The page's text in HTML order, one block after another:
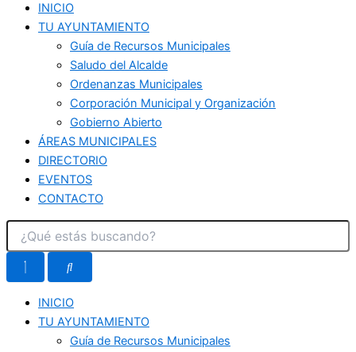
INICIO
TU AYUNTAMIENTO
Guía de Recursos Municipales
Saludo del Alcalde
Ordenanzas Municipales
Corporación Municipal y Organización
Gobierno Abierto
ÁREAS MUNICIPALES
DIRECTORIO
EVENTOS
CONTACTO
INICIO
TU AYUNTAMIENTO
Guía de Recursos Municipales